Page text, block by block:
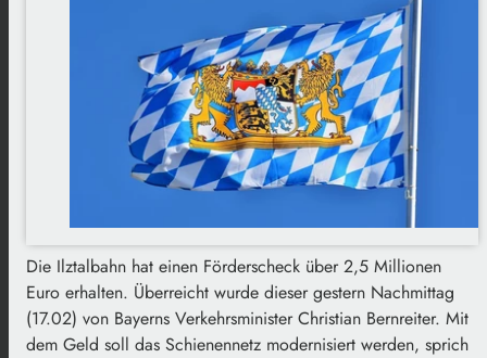
Die Ilztalbahn hat einen Förderscheck über 2,5 Millionen
Euro erhalten. Überreicht wurde dieser gestern Nachmittag
(17.02) von Bayerns Verkehrsminister Christian Bernreiter. Mit
dem Geld soll das Schienennetz modernisiert werden, sprich